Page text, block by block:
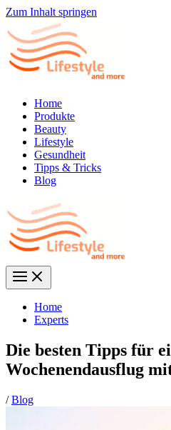
Zum Inhalt springen
Home
Produkte
Beauty
Lifestyle
Gesundheit
Tipps & Tricks
Blog
Home
Experts
Die besten Tipps für
Wochenendausflug
/Blog